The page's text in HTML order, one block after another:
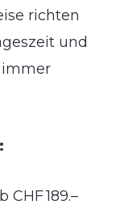
richten
und
immer
189.–